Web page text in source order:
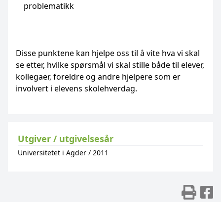
problematikk
Disse punktene kan hjelpe oss til å vite hva vi skal
se etter, hvilke spørsmål vi skal stille både til elever,
kollegaer, foreldre og andre hjelpere som er
involvert i elevens skolehverdag.
Utgiver / utgivelsesår
Universitetet i Agder / 2011